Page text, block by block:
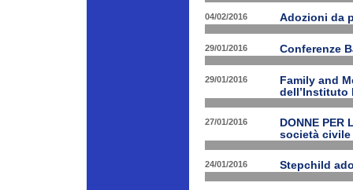
04/02/2016 Adozioni da
29/01/2016 Conferenze
29/01/2016
Family and
dell’Instituto
27/01/2016
DONNE
società
24/01/2016 Stepchild